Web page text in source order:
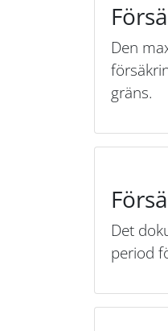
Den
gräns.
Det
period